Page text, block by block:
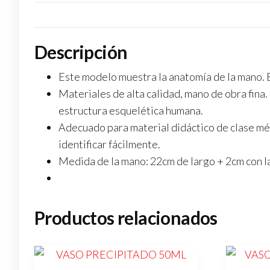
Descripción
Este modelo muestra la anatomía de la
Materiales de alta calidad, mano de obra
estructura esquelética humana.
Adecuado para material didáctico de clase
identificar fácilmente.
Medida de la mano: 22cm de largo + 2cm con
Productos relacionados